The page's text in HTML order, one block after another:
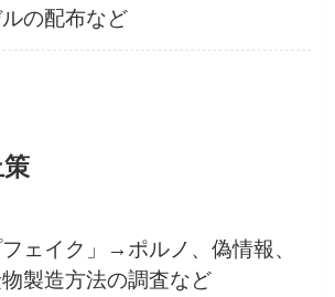
の配布など
フェイク」→ポルノ、偽情報、
製造方法の調査など